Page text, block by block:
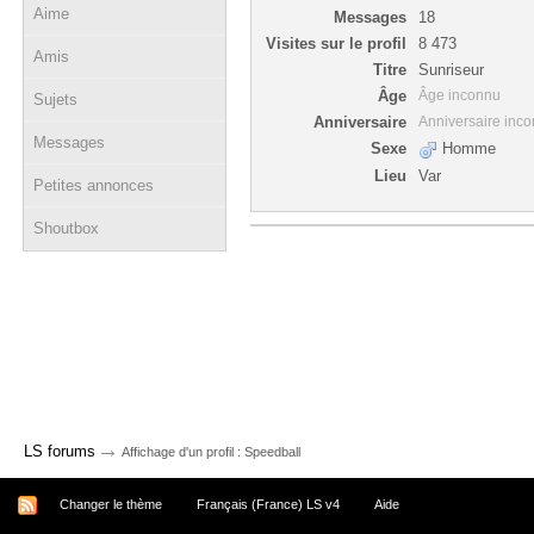
Aime
Amis
Sujets
Messages
Petites annonces
Shoutbox
Messages
18
Visites sur le profil
8 473
Titre
Sunriseur
Âge
Âge inconnu
Anniversaire Anniversaire
Sexe
Homme
Lieu
Var
LS forums → Affichage d'un profil : Speedball
Changer le thème Français (France) LS v4 Aide